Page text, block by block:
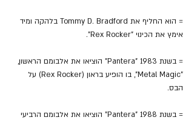
= הוא החליף את Tommy D. Bradford בלהקה ומיד
אימץ את הכינוי "Rex Rocker".
= בשנת 1983 "Pantera" הוציאו את אלבומם הראשון,
"Metal Magic", בו הופיע בראון (Rex Rocker) על
הבס.
= בשנת 1988 "Pantera" הוציאו את אלבומם הרביעי